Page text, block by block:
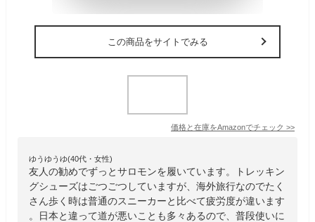
この商品をサイトでみる
価格と在庫をAmazonでチェック >>
ゆうゆうゆ(40代・女性)
友人の勧めでずっとサロモンを履いています。トレッキン
グシューズはごつごつしていますが、海外旅行なのでたく
さん歩く時は普通のスニーカーと比べて疲労度が違います
。日本と違って道が悪いことも多々あるので、普段使いに